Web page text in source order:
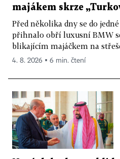
majákem skrze
Před několika dny se do
přihnalo obří luxusní BMW
blikajícím majáčkem na
4. 8. 2026 ▪ 6 min. čtení